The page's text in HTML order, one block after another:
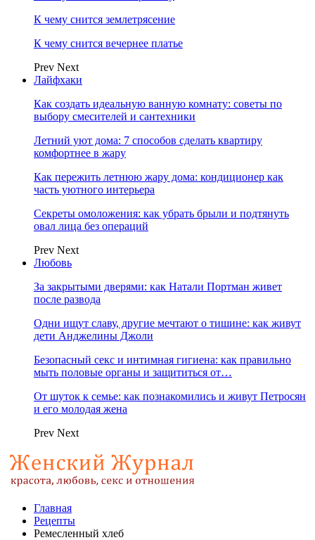
К чему снится землетрясение
К чему снится вечернее платье
Prev Next
Лайфхаки
Как создать идеальную ванную комнату: советы по
выбору смесителей и сантехники
Летний уют дома: 7 способов сделать квартиру
комфортнее в жару
Как пережить летнюю жару дома: кондиционер как
часть уютного интерьера
Секреты омоложения: как убрать брыли и подтянуть
овал лица без операций
Prev Next
Любовь
За закрытыми дверями: как Натали Портман живет
после развода
Одни ищут славу, другие мечтают о тишине: как живут
дети Анджелины Джоли
Безопасный секс и интимная гигиена: как правильно
мыть половые органы и защититься от…
От шуток к семье: как познакомились и живут Петросян
и его молодая жена
Prev Next
Главная
Рецепты
Ремесленный хлеб